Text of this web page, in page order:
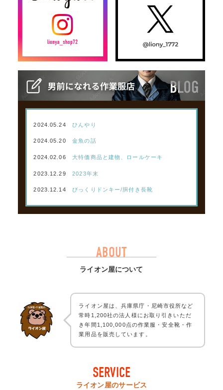
2024.05.24 ひんやり
2024.05.20 金魚の話
2024.02.06 大特価商品と建物、ロールケーキ
2023.12.29 2023年末
2023.12.14 びっくりドンキー/胴付き長靴
ABOUT
ライオン屋について
ライオン屋は、兵庫県庁・尼崎市役所など
常時1,200社の法人様にお取り引きいただ
き年間1,100,000点の作業服・安全靴・作
業用品を販売しています。
SERVICE
ライオン屋のサービス